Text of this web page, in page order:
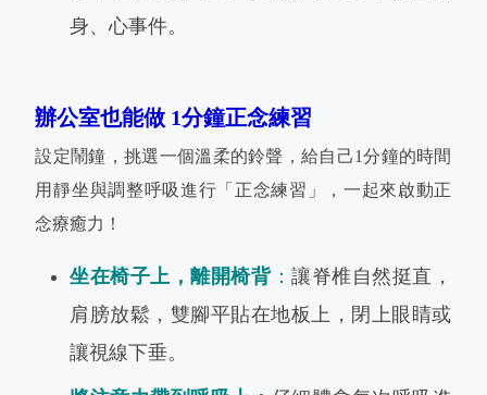
身、心事件。
辦公室也能做 1分鐘正念練習
設定鬧鐘，挑選一個溫柔的鈴聲，給自己1分鐘的時間
用靜坐與調整呼吸進行「正念練習」，一起來啟動正
念療癒力！
坐在椅子上，離開椅背：讓脊椎自然挺直，
肩膀放鬆，雙腳平貼在地板上，閉上眼睛或
讓視線下垂。